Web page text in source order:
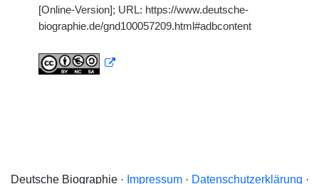
[Online-Version]; URL: https://www.deutsche-
biographie.de/gnd100057209.html#adbcontent
Deutsche Biographie · Impressum· Datenschutzerklärung ·